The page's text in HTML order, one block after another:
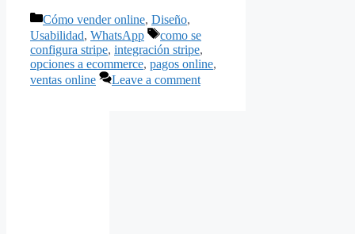
Categories
Cómo vender online, Diseño,
Usabilidad, WhatsApp Tags
como se
configura stripe, integración stripe,
opciones a ecommerce, pagos online,
ventas online
Leave a comment